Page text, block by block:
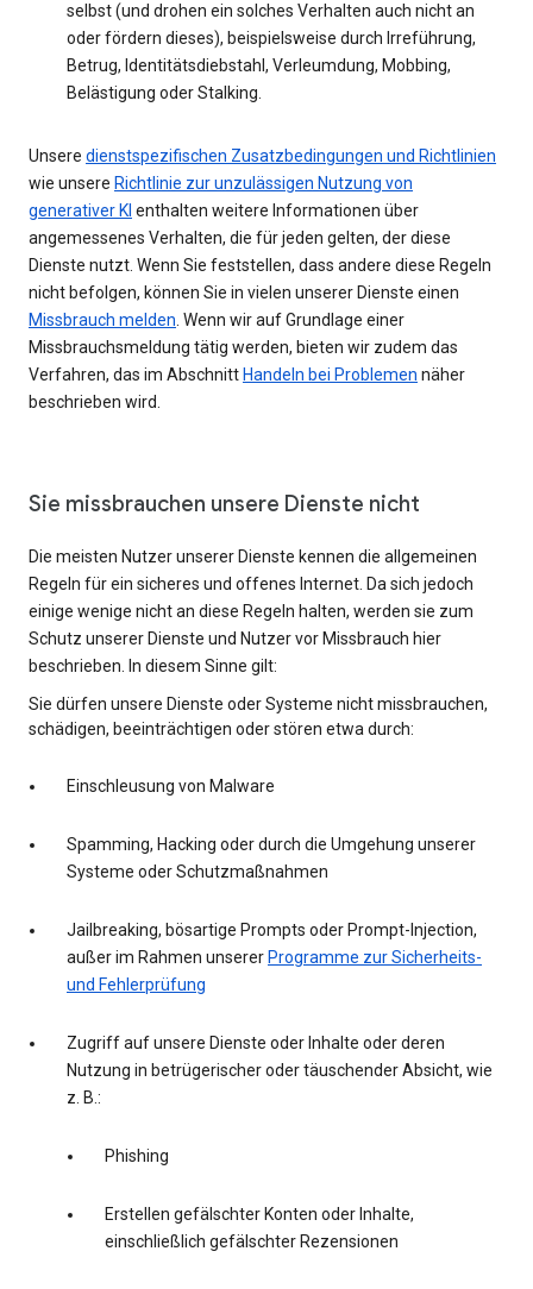
selbst (und drohen ein solches Verhalten auch nicht an
oder fördern dieses), beispielsweise durch Irreführung,
Betrug, Identitätsdiebstahl, Verleumdung, Mobbing,
Belästigung oder Stalking.
Unsere dienstspezifischen Zusatzbedingungen und Richtlinien
wie unsere Richtlinie zur unzulässigen Nutzung von
generativer KI enthalten weitere Informationen über
angemessenes Verhalten, die für jeden gelten, der diese
Dienste nutzt. Wenn Sie feststellen, dass andere diese Regeln
nicht befolgen, können Sie in vielen unserer Dienste einen
Missbrauch melden. Wenn wir auf Grundlage einer
Missbrauchsmeldung tätig werden, bieten wir zudem das
Verfahren, das im Abschnitt Handeln bei Problemen näher
beschrieben wird.
Sie missbrauchen unsere Dienste nicht
Die meisten Nutzer unserer Dienste kennen die allgemeinen
Regeln für ein sicheres und offenes Internet. Da sich jedoch
einige wenige nicht an diese Regeln halten, werden sie zum
Schutz unserer Dienste und Nutzer vor Missbrauch hier
beschrieben. In diesem Sinne gilt:
Sie dürfen unsere Dienste oder Systeme nicht missbrauchen,
schädigen, beeinträchtigen oder stören etwa durch:
Einschleusung von Malware
Spamming, Hacking oder durch die Umgehung unserer
Systeme oder Schutzmaßnahmen
Jailbreaking, bösartige Prompts oder Prompt-Injection,
außer im Rahmen unserer Programme zur Sicherheits-
und Fehlerprüfung
Zugriff auf unsere Dienste oder Inhalte oder deren
Nutzung in betrügerischer oder täuschender Absicht, wie
z. B.:
Phishing
Erstellen gefälschter Konten oder Inhalte,
einschließlich gefälschter Rezensionen